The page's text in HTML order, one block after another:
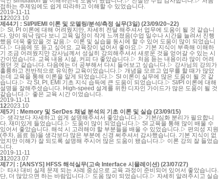
접하는 주제임에도 쉽게 따라하고 이해할 수 있었습니다.
2019-11-11
122023.10
제44기 : SI/PI/EMI 이론 및 모델링/분석/측정 실무(3일) (23/09/20~22)
▷ SI, PI 이론에 대해 어려웠지만, 자세히 전달 해주셔서 업무에 도움이 될 것 같습니
다. 양이 워낙 많다 보니 교육 일정이 작게 느껴졌음(수업 일수나 시간을 늘려서 진행
했음 더욱 좋았을 것 같음.▷ 이론 및 실습을 동시에 할 수 있어 도움이 많이 되었습니
다.▷ 다음에 또 듣고 싶어요. 교육장이 넓어서 좋아요.▷ 기본 지식이 부족해 이해하
기 조금 어려웠지만 강사님께서 성실히 강의해주셔서 새로운 것을 얻어갈 수 있는 시
간이었습니다. 교육 내용 시설, 커피 다 좋았습니다.▷ 처음 듣는 내용이라 많이 어려
웠던 것 같습니다. 다음에는 더 공부해서 다시 들어보고 싶습니다.▷ 강사님의 강의가
훌륭하고 전반적으로 유익한 교육이었습니다.▷ 개념을 모르고 업무를 할 때가 많았
는데 교육을 통해 이론을 알게 되었습니다.▷ SI 이론이 실무에 많은 도움이 될 것 같
습니다.▷ 각 SI, PI, EMI 기초 지식 습득에 큰 도움이 되었습니다.▷ SI/PI 이론에 대해
설명을 잘해주셨습니다. High-speed 설계를 위한 디자인 가이드가 많은 도움이 될 것
같습니다.▷ 좋은 교육 시간 이었습니다.
2019-11-11
122023.10
제5기 : Memory 및 SerDes 채널 분석의 기초 이론 및 실습 (23/09/15)
▷ 생각보다 자세하고 쉽게 설명해주셔서 좋았습니다.▷ 기본/심화 분리가 필요합니
다. 재미있게 들었습니다.▷ 도움이 많이 되었습니다.▷ SI 교육을 통해 많이 배울 수
있어서 좋았습니다. 해석 시 고려해야 할 부분들을 배울 수 있었습니다.▷ 편의성 지원
(주차, 음료 등)을 생각보다 많은 부분에 신경 써주셔서 감사했습니다. 기본 지식이 없
었지만 이해가 잘 되도록 설명해 주시어 많은 도움이 됐습니다.▷ 이론 강의 잘 들었습
니다.
2019-11-11
312023.07
제7기 : [ANSYS] HFSS 해석실무(고속 Interface 시뮬레이션) (23/07/27)
▷ 타사 대비 실제 문제 되는 사례 중심으로 교육 과정이 준비되어 있어서 좋았습니다.
단, 더 많았으면 하는 바람입니다.▷ 도움 많이 되었습니다.▷ 자세히 알려주시고 실습